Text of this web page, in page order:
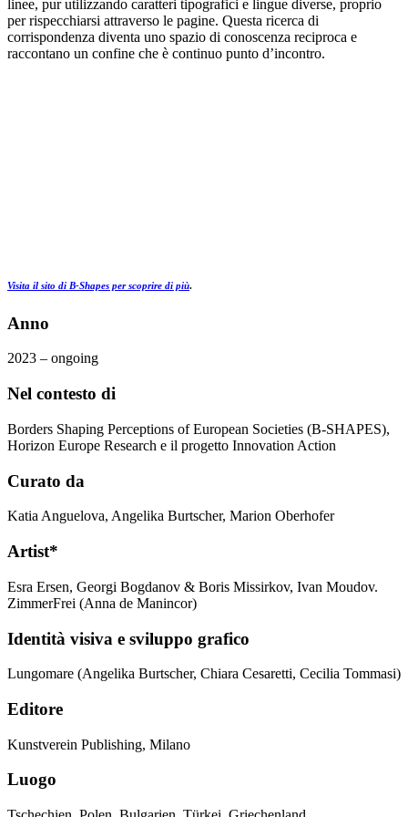
linee, pur utilizzando caratteri tipografici e lingue diverse, proprio
per rispecchiarsi attraverso le pagine. Questa ricerca di
corrispondenza diventa uno spazio di conoscenza reciproca e
raccontano un confine che è continuo punto d’incontro.
Visita il sito di B-Shapes per scoprire di più.
Anno
2023 – ongoing
Nel contesto di
Borders Shaping Perceptions of European Societies (B-SHAPES),
Horizon Europe Research e il progetto Innovation Action
Curato da
Katia Anguelova, Angelika Burtscher, Marion Oberhofer
Artist*
Esra Ersen, Georgi Bogdanov & Boris Missirkov, Ivan Moudov.
ZimmerFrei (Anna de Manincor)
Identità visiva e sviluppo grafico
Lungomare (Angelika Burtscher, Chiara Cesaretti, Cecilia Tommasi)
Editore
Kunstverein Publishing, Milano
Luogo